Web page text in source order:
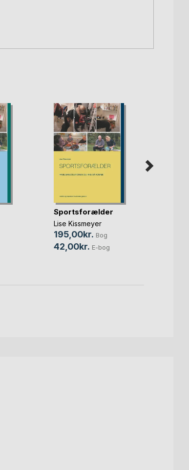
Sportsforælder
Lise Kissmeyer
195,00kr. Bog
42,00kr. E-bog